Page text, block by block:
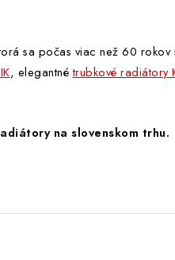
sa počas viac než 60 rokov
, elegantnétrubkové radiátory
na slovenskom trhu.